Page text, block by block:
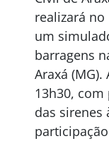
realizará
um
barragens
Araxá
13h30,
das sirenes